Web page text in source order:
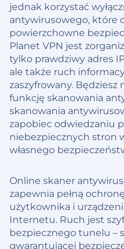
jednak korzystać
antywirusowego, które
powierzchowne
Planet VPN jest
tylko prawdziwy adres
ale także ruch
zaszyfrowany. Będziesz
funkcję skanowania
skanowania
zapobiec odwiedzaniu
niebezpiecznych stron
własnego
Online skaner
zapewnia pełną
użytkownika i
Internetu. Ruch jest
bezpiecznego tunelu –
gwarantującej